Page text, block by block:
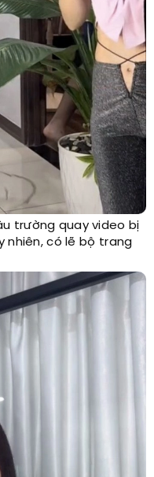
trường quay video bị
nhiên, có lẽ bộ trang